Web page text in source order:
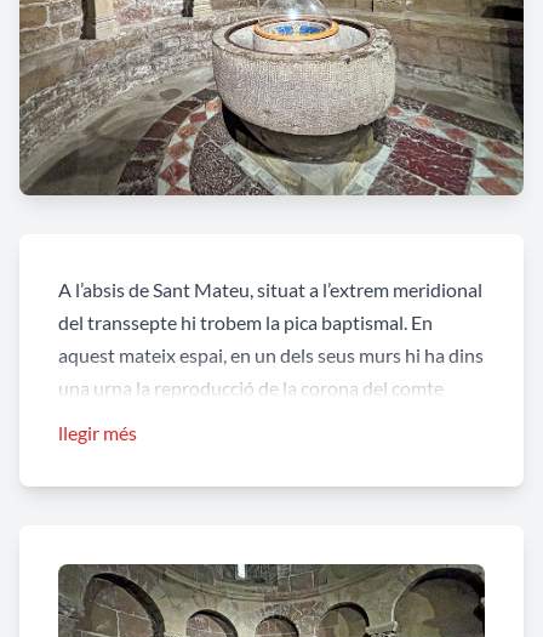
A l’absis de Sant Mateu, situat a l’extrem meridional
del transsepte hi trobem la pica baptismal. En
aquest mateix espai, en un dels seus murs hi ha dins
una urna la reproducció de la corona del comte
encastades, amb intenció prou clara, pedres
l' Arçamala i del Ter. A la mènsula de marbre que
suporta la urna es pot llegir: “AL COMTE GUIFRÉ
llegir més